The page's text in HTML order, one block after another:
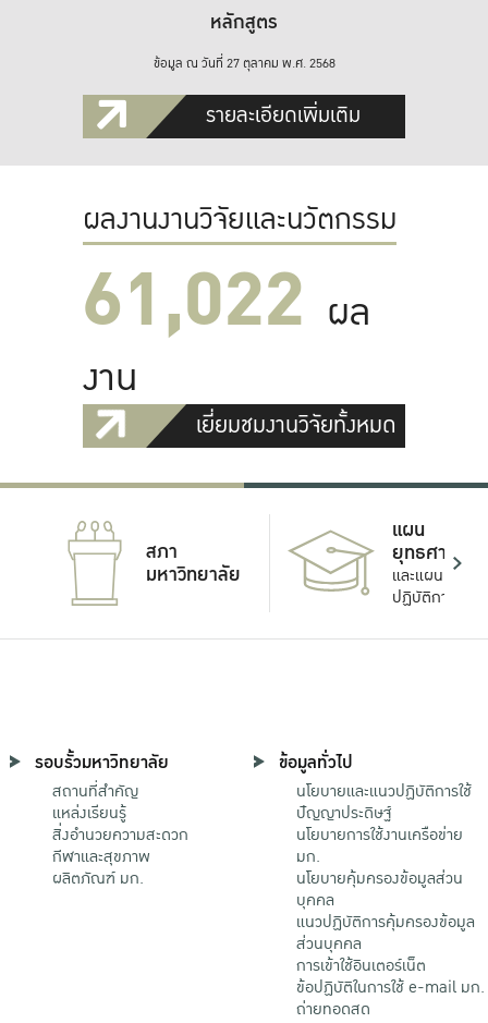
หลักสูตร
ข้อมูล ณ วันที่ 27 ตุลาคม พ.ศ. 2568
รายละเอียดเพิ่มเติม
ผลงานงานวิจัยและนวัตกรรม
61,022 ผล
งาน
เยี่ยมชมงานวิจัยทั้งหมด
สภา
มหาวิทยาลัย
แผน
ยุทธศาสตร์
และแผน
ปฏิบัติการ
รอบรั้วมหาวิทยาลัย
สถานที่สำคัญ
แหล่งเรียนรู้
สิ่งอำนวยความสะดวก
กีฬาและสุขภาพ
ผลิตภัณฑ์ มก.
ข้อมูลทั่วไป
นโยบายและแนวปฏิบัติการใช้
ปัญญาประดิษฐ์
นโยบายการใช้งานเครือข่าย
มก.
นโยบายคุ้มครองข้อมูลส่วน
บุคคล
แนวปฏิบัติการคุ้มครองข้อมูล
ส่วนบุคคล
การเข้าใช้อินเตอร์เน็ต
ข้อปฏิบัติในการใช้ e-mail มก.
ถ่ายทอดสด